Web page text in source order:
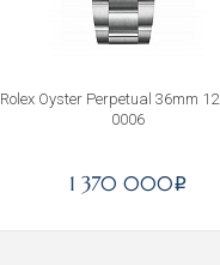
Rolex Oyster Perpetual 36mm
0006
1 370 000i